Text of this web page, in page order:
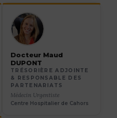
Docteur Maud
DUPONT
TRÉSORIÈRE ADJOINTE
& RESPONSABLE DES
PARTENARIATS
Médecin Urgentiste
Centre Hospitalier de Cahors